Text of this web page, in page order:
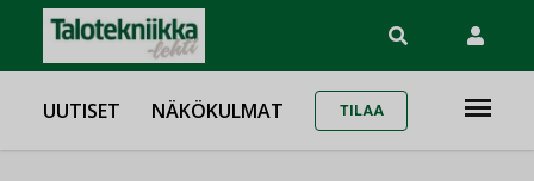
UUTISET NÄKÖKULMAT TILAA